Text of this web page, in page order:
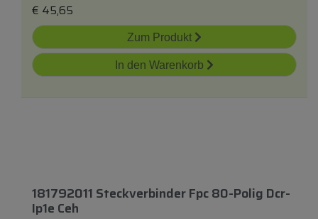
€ 45,65
Zum Produkt
In den Warenkorb
181792011 Steckverbinder Fpc 80-Polig Dcr-
Ip1e Ceh